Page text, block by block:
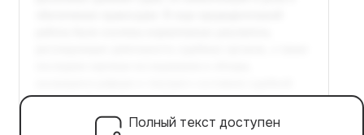
Полный текст доступен